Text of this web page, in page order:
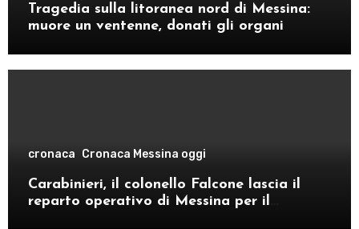
Tragedia sulla litoranea nord di Messina:
muore un ventenne, donati gli organi
cronaca Cronaca Messina oggi
Carabinieri, il colonello Falcone lascia il
reparto operativo di Messina per il